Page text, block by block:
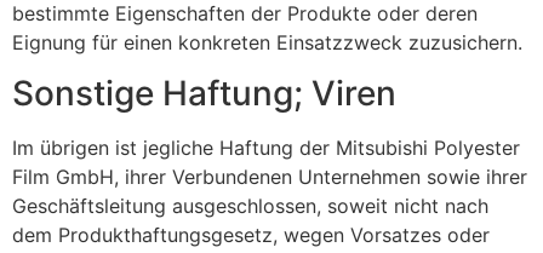
bestimmte Eigenschaften der Produkte oder deren
Eignung für einen konkreten Einsatzzweck zuzusichern.
Sonstige Haftung; Viren
Im übrigen ist jegliche Haftung der Mitsubishi Polyester
Film GmbH, ihrer Verbundenen Unternehmen sowie ihrer
Geschäftsleitung ausgeschlossen, soweit nicht nach
dem Produkthaftungsgesetz, wegen Vorsatzes oder